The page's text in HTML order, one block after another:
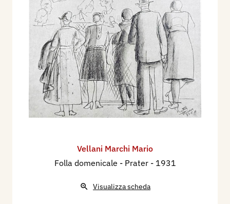
Vellani Marchi Mario
Folla domenicale - Prater - 1931
Visualizza scheda